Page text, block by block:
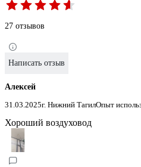
27 отзывов
Написать отзыв
Алексей
31.03.2025г. Нижний ТагилОпыт
Хороший воздуховод